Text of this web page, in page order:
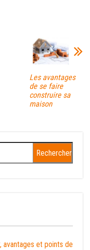
Les avantages
de se faire
construire sa
maison
avantages et points de